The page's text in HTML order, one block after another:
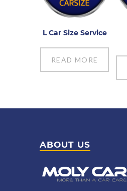
L Car Size Service
READ MORE
ABOUT US